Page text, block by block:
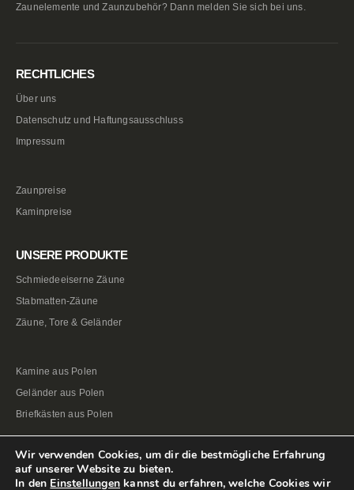
Zaunelemente und Zaunzubehör? Dann melden Sie sich bei uns.
RECHTLICHES
Über uns
Datenschutz und Haftungsausschluss
Impressum
Zaunpreise
Kaminpreise
UNSERE PRODUKTE
Schmiedeeiserne Zäune
Stabmatten-Zäune
Zäune, Tore & Geländer
Kamine aus Polen
Geländer aus Polen
Briefkästen aus Polen
Wir verwenden Cookies, um dir die bestmögliche Erfahrung
auf unserer Website zu bieten.
In den Einstellungen kannst du erfahren, welche Cookies wir